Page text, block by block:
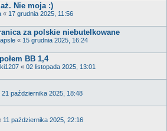
Nie moja :)
« 17 grudnia 2025, 11:56
za polskie niebutelkowane
« 15 grudnia 2025, 16:24
BB 1,4
« 02 listopada 2025, 13:01
21 października 2025, 18:48
11 października 2025, 22:16